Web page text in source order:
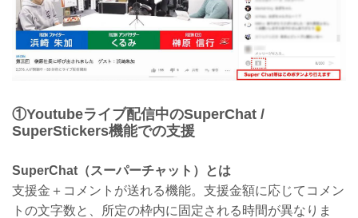
①Youtubeライブ配信中のSuperChat /
SuperStickers機能での支援
SuperChat（スーパーチャット）とは
支援金＋コメントが送れる機能。支援金額に応じてコメン
トの文字数と、所定の枠内に固定される時間が異なりま